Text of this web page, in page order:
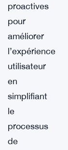
proactives
pour
améliorer
l’expérience
utilisateur
en
simplifiant
le
processus
de